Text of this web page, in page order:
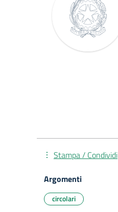
Stampa / Condividi
Argomenti
circolari